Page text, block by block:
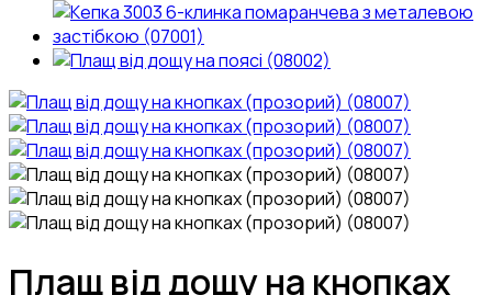
Плащ від дощу на кнопках